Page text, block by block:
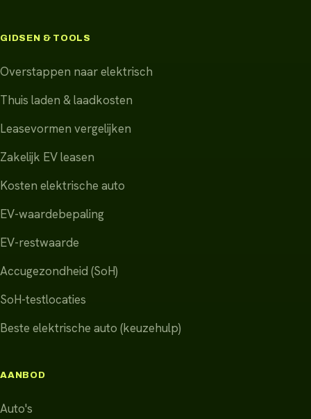
GIDSEN & TOOLS
Overstappen naar elektrisch
Thuis laden & laadkosten
Leasevormen vergelijken
Zakelijk EV leasen
Kosten elektrische auto
EV-waardebepaling
EV-restwaarde
Accugezondheid (SoH)
SoH-testlocaties
Beste elektrische auto (keuzehulp)
AANBOD
Auto's